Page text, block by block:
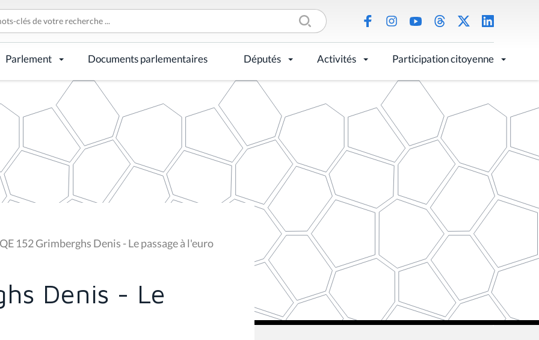
Parlement Documents parlementaires Députés Activités Participation citoyenne
QE 152 Grimberghs Denis - Le passage à l'euro
Denis - Le